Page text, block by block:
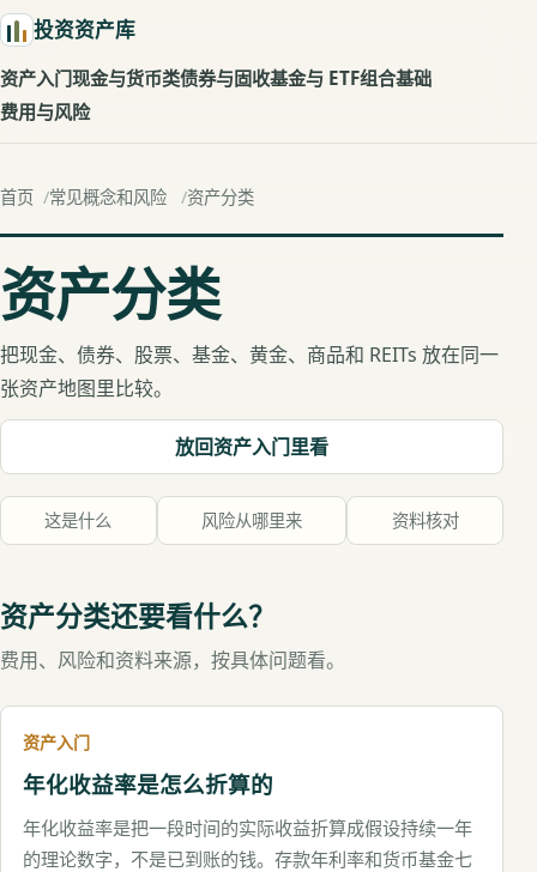
投资资产库
资产入门现金与货币类债券与固收基金与 ETF组合基础
费用与风险
首页 常见概念和风险 资产分类
资产分类
把现金、债券、股票、基金、黄金、商品和 REITs 放在同一
张资产地图里比较。
放回资产入门里看
这是什么 风险从哪里来 资料核对
资产分类还要看什么？
费用、风险和资料来源，按具体问题看。
资产入门
年化收益率是怎么折算的
年化收益率是把一段时间的实际收益折算成假设持续一年
的理论数字，不是已到账的钱。存款年利率和货币基金七